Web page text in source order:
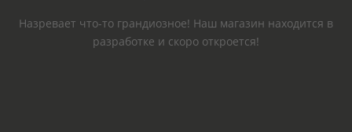
Назревает что-то грандиозное! Наш магазин находится в
разработке и скоро откроется!